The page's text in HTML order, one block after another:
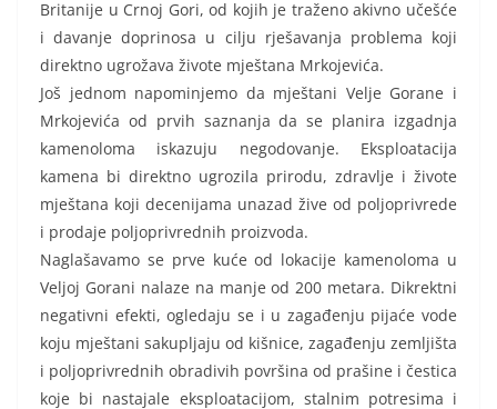
Britanije u Crnoj Gori, od kojih je traženo akivno učešće
i davanje doprinosa u cilju rješavanja problema koji
direktno ugrožava živote mještana Mrkojevića.
Još jednom napominjemo da mještani Velje Gorane i
Mrkojevića od prvih saznanja da se planira izgadnja
kamenoloma iskazuju negodovanje. Eksploatacija
kamena bi direktno ugrozila prirodu, zdravlje i živote
mještana koji decenijama unazad žive od poljoprivrede
i prodaje poljoprivrednih proizvoda.
Naglašavamo se prve kuće od lokacije kamenoloma u
Veljoj Gorani nalaze na manje od 200 metara. Dikrektni
negativni efekti, ogledaju se i u zagađenju pijaće vode
koju mještani sakupljaju od kišnice, zagađenju zemljišta
i poljoprivrednih obradivih površina od prašine i čestica
koje bi nastajale eksploatacijom, stalnim potresima i